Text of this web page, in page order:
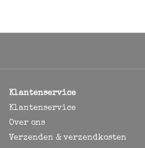
Klantenservice
Klantenservice
Over ons
Verzenden & verzendkosten